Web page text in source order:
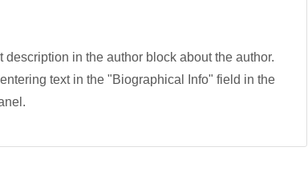
description in the author block about the author.
text in the "Biographical Info" field in the